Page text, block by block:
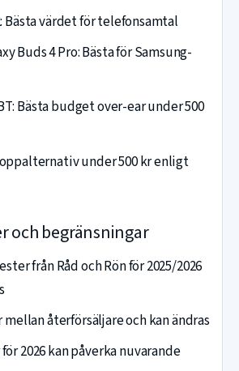
Bästa värdet för telefonsamtal
Buds 4 Pro: Bästa för Samsung-
Bästa budget over-ear under 500
under 500 kr enligt
och begränsningar
från Råd och Rön för 2025/2026
mellan återförsäljare och kan ändras
2026 kan påverka nuvarande